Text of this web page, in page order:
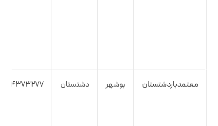
معتمدباردشتستان بوشهر دشتستان